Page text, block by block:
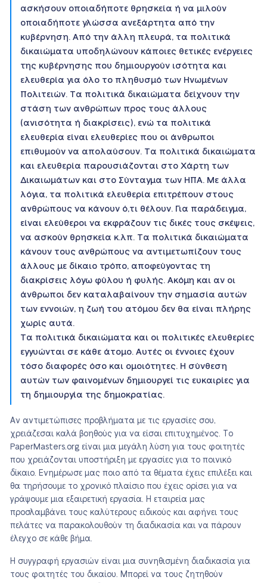
ασκήσουν οποιαδήποτε θρησκεία ή να μιλούν
οποιαδήποτε γλώσσα ανεξάρτητα από την
κυβέρνηση. Από την άλλη πλευρά, τα πολιτικά
δικαιώματα υποδηλώνουν κάποιες θετικές ενέργειες
της κυβέρνησης που δημιουργούν ισότητα και
ελευθερία για όλο το πληθυσμό των Ηνωμένων
Πολιτειών. Τα πολιτικά δικαιώματα δείχνουν την
στάση των ανθρώπων προς τους άλλους
(ανισότητα ή διακρίσεις), ενώ τα πολιτικά
ελευθερία είναι ελευθερίες που οι άνθρωποι
επιθυμούν να απολαύσουν. Τα πολιτικά δικαιώματα
και ελευθερία παρουσιάζονται στο Χάρτη των
Δικαιωμάτων και στο Σύνταγμα των ΗΠΑ. Με άλλα
λόγια, τα πολιτικά ελευθερία επιτρέπουν στους
ανθρώπους να κάνουν ό,τι θέλουν. Για παράδειγμα,
είναι ελεύθεροι να εκφράζουν τις δικές τους σκέψεις,
να ασκούν θρησκεία κ.λπ. Τα πολιτικά δικαιώματα
κάνουν τους ανθρώπους να αντιμετωπίζουν τους
άλλους με δίκαιο τρόπο, αποφεύγοντας τη
διακρίσεις λόγω φύλου ή φυλής. Ακόμη και αν οι
άνθρωποι δεν καταλαβαίνουν την σημασία αυτών
των εννοιών, η ζωή του ατόμου δεν θα είναι πλήρης
χωρίς αυτά.
Τα πολιτικά δικαιώματα και οι πολιτικές ελευθερίες
εγγυώνται σε κάθε άτομο. Αυτές οι έννοιες έχουν
τόσο διαφορές όσο και ομοιότητες. Η σύνθεση
αυτών των φαινομένων δημιουργεί τις ευκαιρίες για
τη δημιουργία της δημοκρατίας.
Αν αντιμετώπισες προβλήματα με τις εργασίες σου,
χρειάζεσαι καλά βοηθούς για να είσαι επιτυχημένος. Το
PaperMasters.org είναι μια μεγάλη λύση για τους φοιτητές
που χρειάζονται υποστήριξη με εργασίες για το ποινικό
δίκαιο. Ενημέρωσε μας ποιο από τα θέματα έχεις επιλέξει και
θα τηρήσουμε το χρονικό πλαίσιο που έχεις ορίσει για να
γράψουμε μια εξαιρετική εργασία. Η εταιρεία μας
προσλαμβάνει τους καλύτερους ειδικούς και αφήνει τους
πελάτες να παρακολουθούν τη διαδικασία και να πάρουν
έλεγχο σε κάθε βήμα.
Η συγγραφή εργασιών είναι μια συνηθισμένη διαδικασία για
τους φοιτητές του δικαίου. Μπορεί να τους ζητηθούν